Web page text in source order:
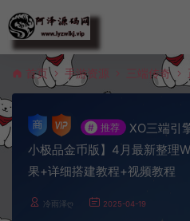
首页 手游资源 三端传奇
# 推荐
XO三端引
小极品金币版】4月最新整理
果+详细搭建教程+视频教程
冷雨泽ღ 2025-04-19